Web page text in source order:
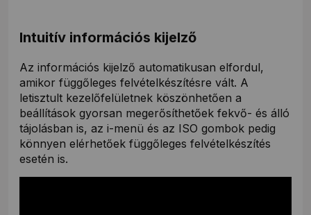
Intuitív információs kijelző
Az információs kijelző automatikusan elfordul,
amikor függőleges felvételkészítésre vált. A
letisztult kezelőfelületnek köszönhetően a
beállítások gyorsan megerősíthetőek fekvő- és álló
tájolásban is, az i-menü és az ISO gombok pedig
könnyen elérhetőek függőleges felvételkészítés
esetén is.